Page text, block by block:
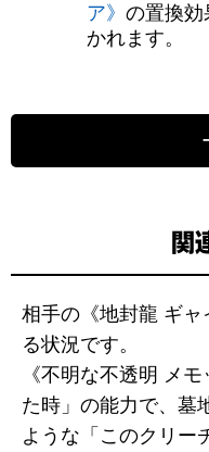
ア》 の置換効
かれます。
関
相手の《地封龍 ギ
る状況です。
《不明な不透明 メ
た時」の能力で、墓
ような「このクリー